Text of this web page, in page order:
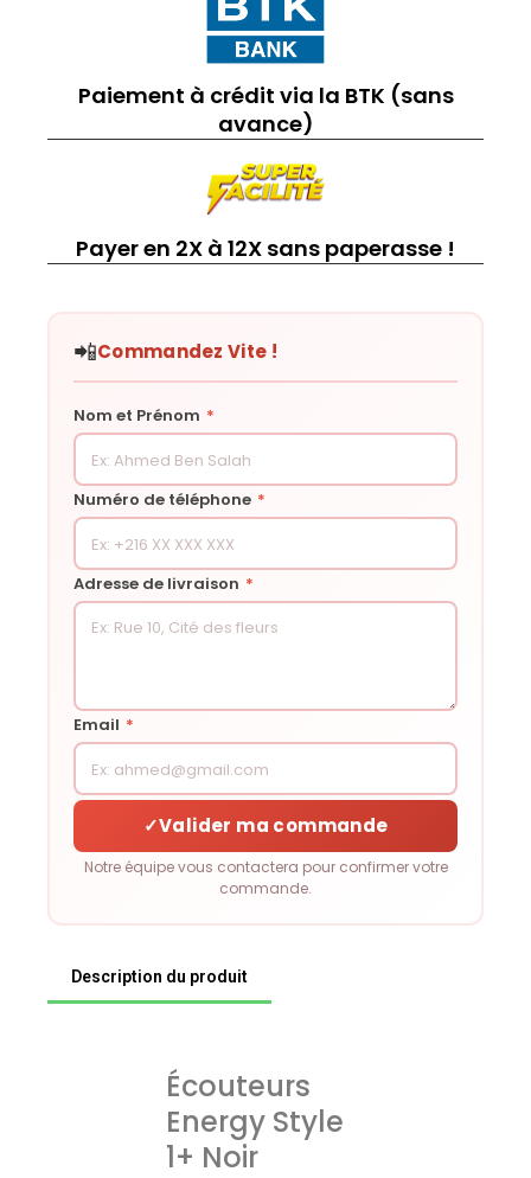
Paiement à crédit via la BTK (sans
avance)
Payer en 2X à 12X sans paperasse !
📲Commandez Vite !
Nom et Prénom *
Numéro de téléphone *
Adresse de livraison *
Email *
✓Valider ma commande
Notre équipe vous contactera pour confirmer votre
commande.
Description du produit
Écouteurs
Energy Style
1+ Noir